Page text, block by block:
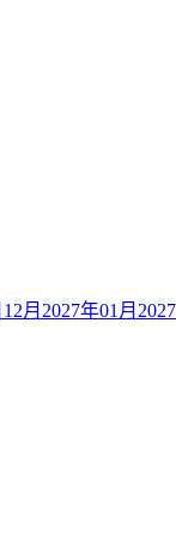
12月 2027年01月